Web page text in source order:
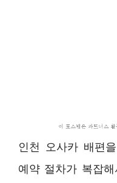
인천 오사카 배편
예약 절차가 복잡